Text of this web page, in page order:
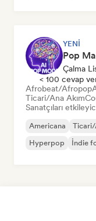
YENI
Çalma
< 100 cevap
Afrobeat/Afropop
Ticari/Ana Akım
Sanatçıları
Americana Ticari/
Hyperpop
İndie